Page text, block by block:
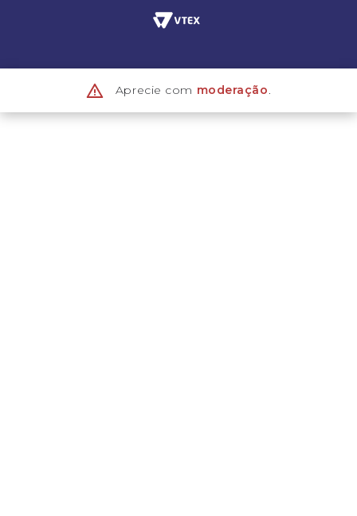
Aprecie com moderação.